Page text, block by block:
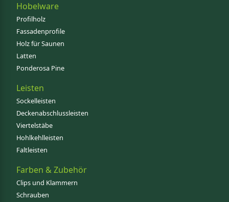
Hobelware
Profilholz
Fassadenprofile
Holz für Saunen
Latten
Ponderosa Pine
Leisten
Sockelleisten
Deckenabschlussleisten
Viertelstäbe
Hohlkehlleisten
Faltleisten
Farben & Zubehör
Clips und Klammern
Schrauben